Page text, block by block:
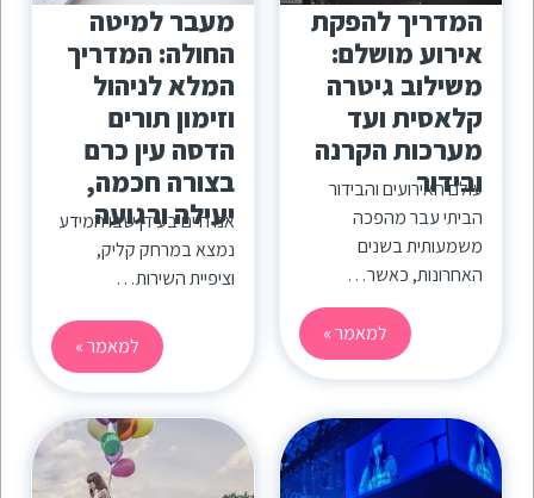
המדריך להפקת
אירוע מושלם:
משילוב גיטרה
קלאסית ועד
מערכות הקרנה
ובידור
עולם האירועים והבידור
הביתי עבר מהפכה
משמעותית בשנים
האחרונות, כאשר…
למאמר »
מעבר למיטה
החולה: המדריך
המלא לניהול
וזימון תורים
הדסה עין כרם
בצורה חכמה,
יעילה ורגועה
אנו חיים בעידן שבו המידע
נמצא במרחק קליק,
וציפיית השירות…
למאמר »